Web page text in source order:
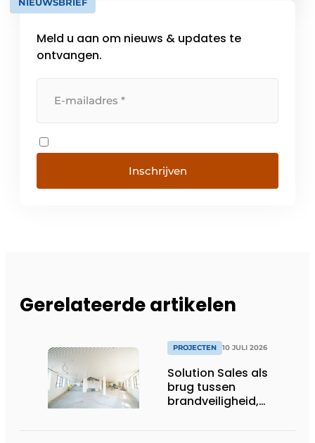
NIEUWSBRIEF
Meld u aan om nieuws & updates te
ontvangen.
Inschrijven
Gerelateerde artikelen
PROJECTEN 10 JULI 2026
Solution Sales als
brug tussen
brandveiligheid,